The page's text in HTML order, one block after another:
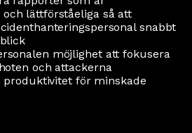
lättförståeliga så att
snabbt
möjlighet att fokusera
och attackerna
produktivitet för minskade